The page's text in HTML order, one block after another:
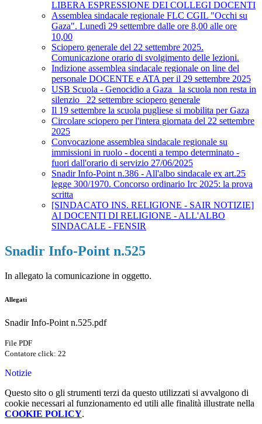
LIBERA ESPRESSIONE DEI COLLEGI DOCENTI
Assemblea sindacale regionale FLC CGIL "Occhi su
Gaza". Lunedì 29 settembre dalle ore 8,00 alle ore
10,00
Sciopero generale del 22 settembre 2025.
Comunicazione orario di svolgimento delle lezioni.
Indizione assemblea sindacale regionale on line del
personale DOCENTE e ATA per il 29 settembre 2025
USB Scuola - Genocidio a Gaza_ la scuola non resta in
silenzio_ 22 settembre sciopero generale
Il 19 settembre la scuola pugliese si mobilita per Gaza
Circolare sciopero per l'intera giornata del 22 settembre
2025
Convocazione assemblea sindacale regionale su
immissioni in ruolo - docenti a tempo determinato -
fuori dall'orario di servizio 27/06/2025
Snadir Info-Point n.386 - All'albo sindacale ex art.25
legge 300/1970. Concorso ordinario Irc 2025: la prova
scritta
[SINDACATO INS. RELIGIONE - SAIR NOTIZIE]
AI DOCENTI DI RELIGIONE - ALL'ALBO
SINDACALE - FENSIR
Snadir Info-Point n.525
In allegato la comunicazione in oggetto.
Allegati
Snadir Info-Point n.525.pdf
File PDF
Contatore click: 22
Notizie
Questo sito o gli strumenti terzi da questo utilizzati si avvalgono di
cookie necessari al funzionamento ed utili alle finalità illustrate nella
COOKIE POLICY.